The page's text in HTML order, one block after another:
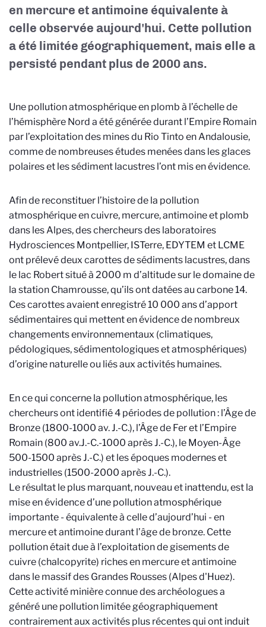
en mercure et antimoine équivalente à
celle observée aujourd'hui. Cette pollution
a été limitée géographiquement, mais elle a
persisté pendant plus de 2000 ans.
Une pollution atmosphérique en plomb à l’échelle de
l’hémisphère Nord a été générée durant l’Empire Romain
par l’exploitation des mines du Rio Tinto en Andalousie,
comme de nombreuses études menées dans les glaces
polaires et les sédiment lacustres l’ont mis en évidence.
Afin de reconstituer l’histoire de la pollution
atmosphérique en cuivre, mercure, antimoine et plomb
dans les Alpes, des chercheurs des laboratoires
Hydrosciences Montpellier, ISTerre, EDYTEM et LCME
ont prélevé deux carottes de sédiments lacustres, dans
le lac Robert situé à 2000 m d’altitude sur le domaine de
la station Chamrousse, qu’ils ont datées au carbone 14.
Ces carottes avaient enregistré 10 000 ans d’apport
sédimentaires qui mettent en évidence de nombreux
changements environnementaux (climatiques,
pédologiques, sédimentologiques et atmosphériques)
d’origine naturelle ou liés aux activités humaines.
En ce qui concerne la pollution atmosphérique, les
chercheurs ont identifié 4 périodes de pollution : l’Âge de
Bronze (1800-1000 av. J.-C.), l’Âge de Fer et l’Empire
Romain (800 av.J.-C.-1000 après J.-C.), le Moyen-Âge
500-1500 après J.-C.) et les époques modernes et
industrielles (1500-2000 après J.-C.).
Le résultat le plus marquant, nouveau et inattendu, est la
mise en évidence d’une pollution atmosphérique
importante - équivalente à celle d’aujourd’hui - en
mercure et antimoine durant l’âge de bronze. Cette
pollution était due à l’exploitation de gisements de
cuivre (chalcopyrite) riches en mercure et antimoine
dans le massif des Grandes Rousses (Alpes d'Huez).
Cette activité minière connue des archéologues a
généré une pollution limitée géographiquement
contrairement aux activités plus récentes qui ont induit